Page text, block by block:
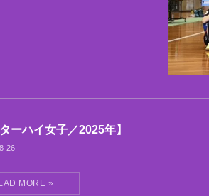
ターハイ女子／2025年】
26